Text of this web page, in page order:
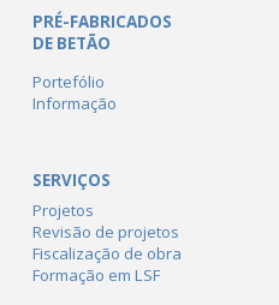
PRÉ-FABRICADOS
DE BETÃO
Portefólio
Informação
SERVIÇOS
Projetos
Revisão de projetos
Fiscalização de obra
Formação em LSF